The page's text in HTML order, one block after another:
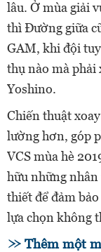
lâu. Ở mùa giải
thì Đường giữa
GAM, khi đội
thụ nào mà phải
Yoshino.
Chiến thuật
lường hơn, góp
VCS mùa hè
hữu những
thiết để đảm
lựa chọn không
Thêm một